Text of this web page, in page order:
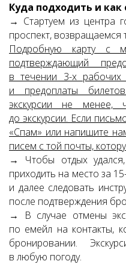
Куда подходить и
→ Стартуем из центра
проспект, возвращаемся
Подробную карту с
подтверждающий
в течении 3-х
и предоплаты
экскурсии не
до экскурсии. Если
«Спам» или напишите
писем с той почты,
→ Чтобы отдых удался,
приходить на место за
и далее следовать
после подтверждения
→ В случае отмены
по емейл на контакты,
бронировании.
в любую погоду.